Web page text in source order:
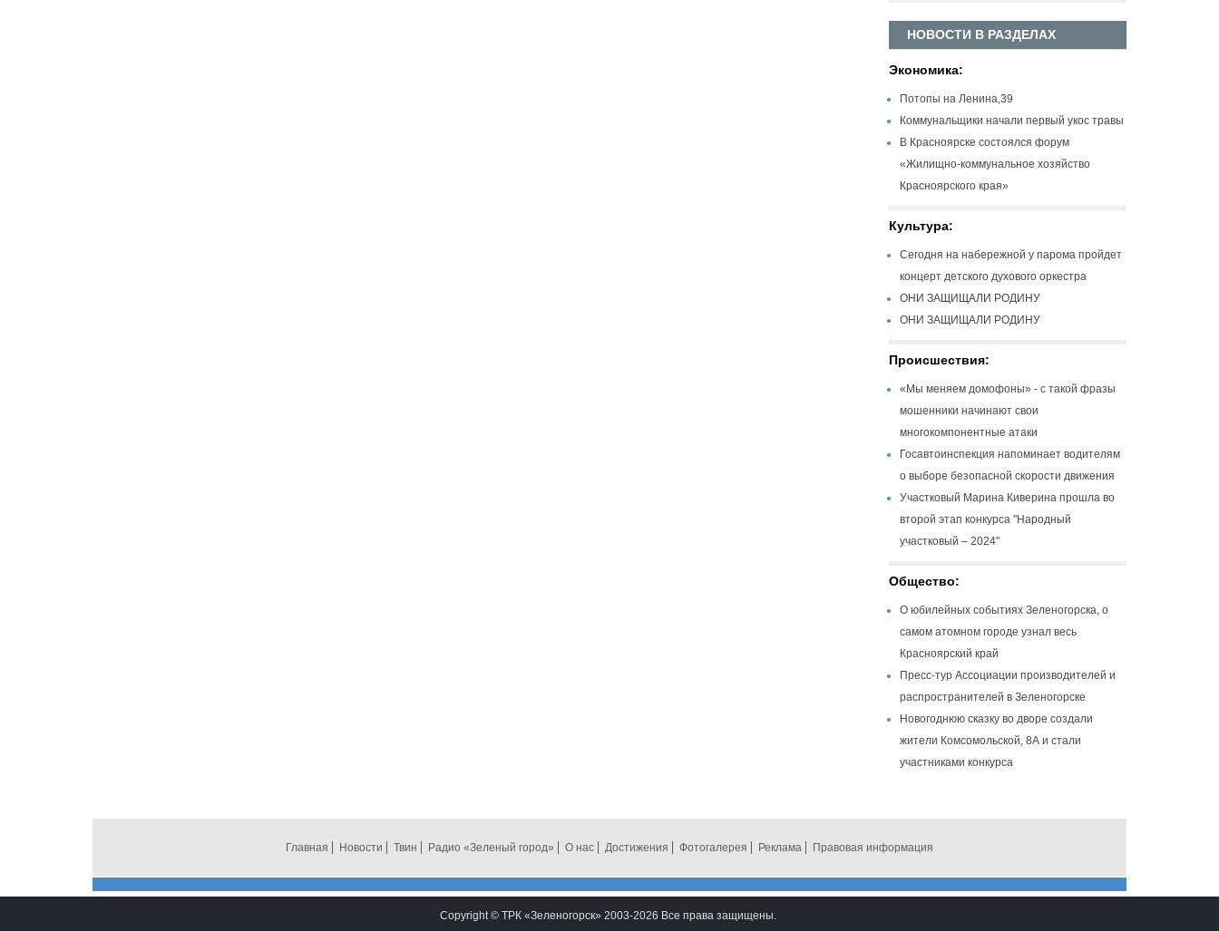
НОВОСТИ В РАЗДЕЛАХ
Экономика:
Потопы на Ленина,39
Коммунальщики начали первый укос травы
В Красноярске состоялся форум
«Жилищно-коммунальное хозяйство
Красноярского края»
Культура:
Сегодня на набережной у парома пройдет
концерт детского духового оркестра
ОНИ ЗАЩИЩАЛИ РОДИНУ
ОНИ ЗАЩИЩАЛИ РОДИНУ
Происшествия:
«Мы меняем домофоны» - с такой фразы
мошенники начинают свои
многокомпонентные атаки
Госавтоинспекция напоминает водителям
о выборе безопасной скорости движения
Участковый Марина Киверина прошла во
второй этап конкурса "Народный
участковый – 2024"
Общество:
О юбилейных событиях Зеленогорска, о
самом атомном городе узнал весь
Красноярский край
Пресс-тур Ассоциации производителей и
распространителей в Зеленогорске
Новогоднюю сказку во дворе создали
жители Комсомольской, 8А и стали
участниками конкурса
Главная Новости Твин Радио «Зеленый город» О нас Достижения Фотогалерея Реклама Правовая информация
Copyright © ТРК «Зеленогорск» 2003-2026 Все права защищены.